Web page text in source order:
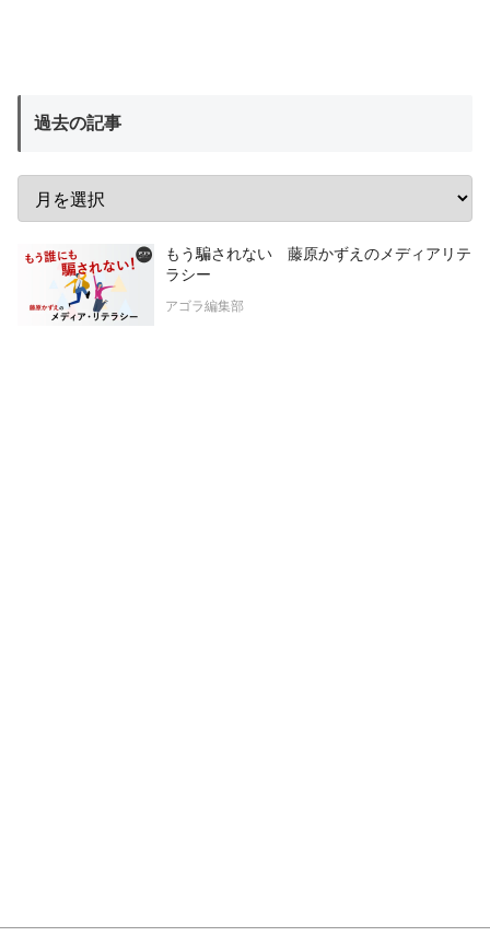
過去の記事
もう騙されない 藤原かずえのメディアリテ
ラシー
アゴラ編集部